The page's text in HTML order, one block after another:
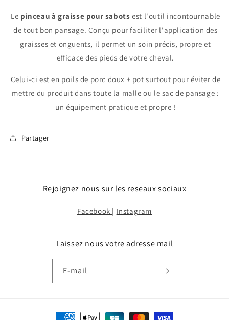
Le pinceau à graisse pour sabots est l'outil incontournable
de tout bon pansage. Conçu pour faciliter l'application des
graisses et onguents, il permet un soin précis, propre et
efficace des pieds de votre cheval.
Celui-ci est en poils de porc doux + pot surtout pour éviter de
mettre du produit dans toute la malle ou le sac de pansage :
un équipement pratique et propre !
Partager
Rejoignez nous sur les reseaux sociaux
Facebook | Instagram
Laissez nous votre adresse mail
E-mail
Moyens